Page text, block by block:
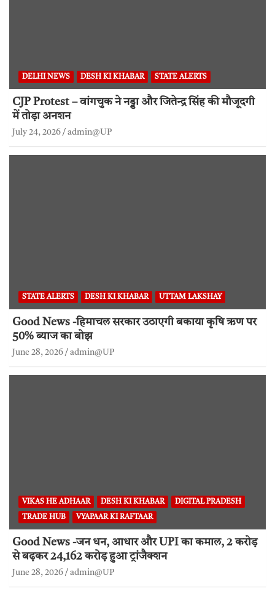
DELHI NEWS DESH KI KHABAR STATE ALERTS
CJP Protest – वांगचुक ने नड्डा और जितेन्द्र सिंह की मौजूदगी
में तोड़ा अनशन
July 24, 2026 admin@UP
STATE ALERTS DESH KI KHABAR UTTAM LAKSHAY
Good News -हिमाचल सरकार उठाएगी बकाया कृषि ऋण पर
50% ब्याज का बोझ
June 28, 2026 admin@UP
VIKAS HE ADHAAR DESH KI KHABAR DIGITAL PRADESH
TRADE HUB VYAPAAR KI RAFTAAR
Good News -जन धन, आधार और UPI का कमाल, 2 करोड़
से बढ़कर 24,162 करोड़ हुआ ट्रांजैक्शन
June 28, 2026 admin@UP